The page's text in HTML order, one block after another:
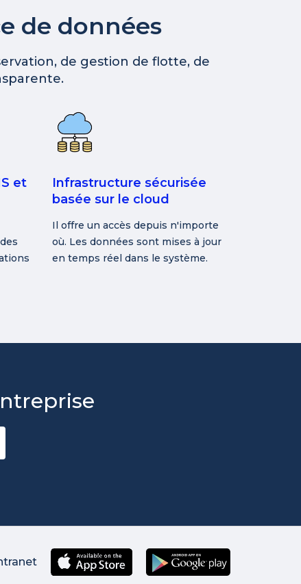
de données
de gestion de flotte, de
et
Infrastructure sécurisée
basée sur le cloud
Il offre un accès depuis n'importe
où. Les données sont mises à jour
en temps réel dans le système.